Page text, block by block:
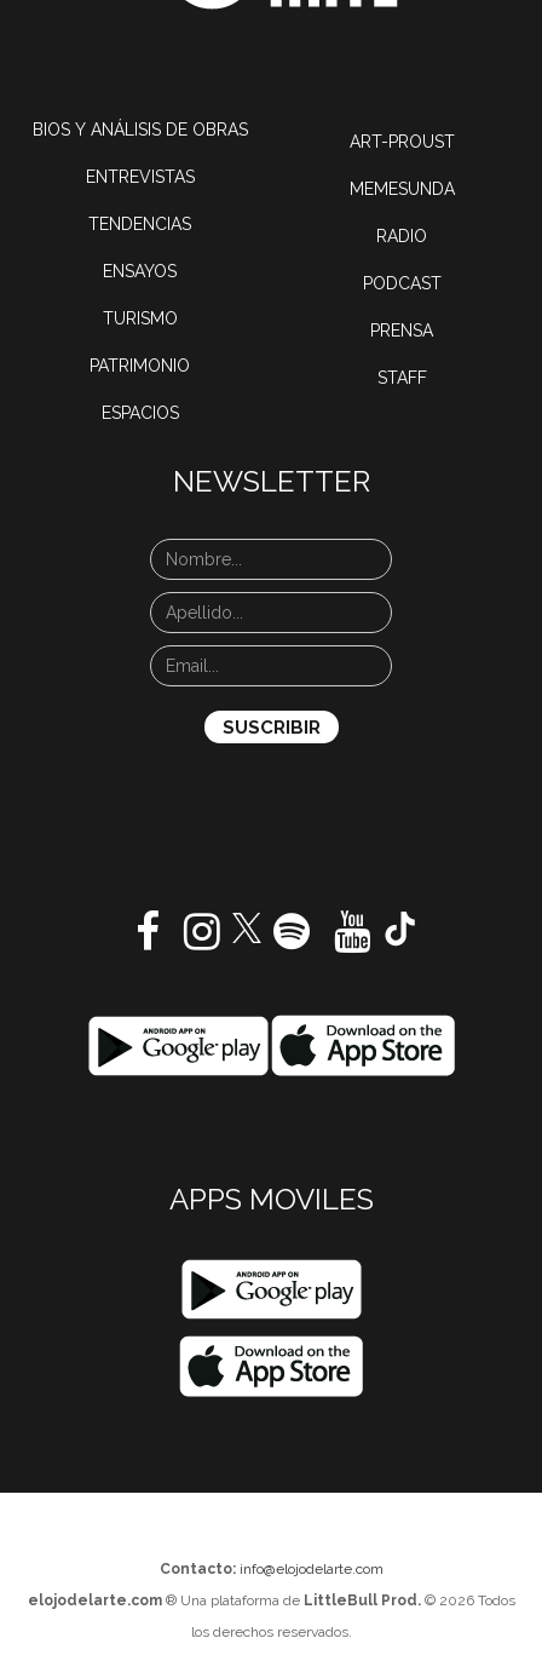
BIOS Y ANÁLISIS DE OBRAS
ENTREVISTAS
TENDENCIAS
ENSAYOS
TURISMO
PATRIMONIO
ESPACIOS
ART-PROUST
MEMESUNDA
RADIO
PODCAST
PRENSA
STAFF
NEWSLETTER
APPS MOVILES
Contacto: info@elojodelarte.com
elojodelarte.com® Una plataforma de LittleBull Prod.© 2026 Todos
los derechos reservados.